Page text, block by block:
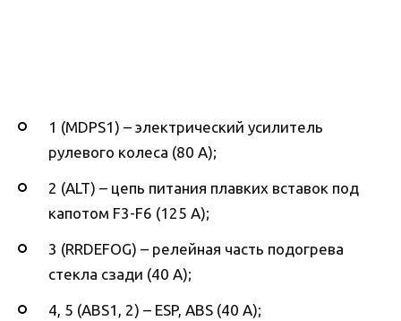
1 (MDPS1) – электрический усилитель
рулевого колеса (80 А);
2 (ALT) – цепь питания плавких вставок под
капотом F3-F6 (125 А);
3 (RRDEFOG) – релейная часть подогрева
стекла сзади (40 А);
4, 5 (ABS1, 2) – ESP, ABS (40 А);